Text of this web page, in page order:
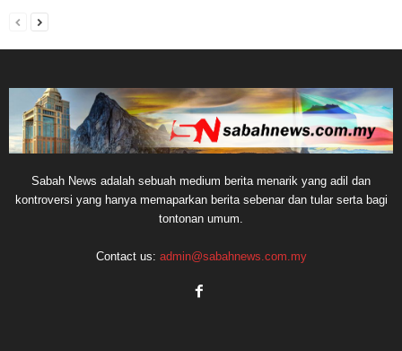
Sabah News adalah sebuah medium berita menarik yang adil dan
kontroversi yang hanya memaparkan berita sebenar dan tular serta bagi
tontonan umum.
Contact us: admin@sabahnews.com.my